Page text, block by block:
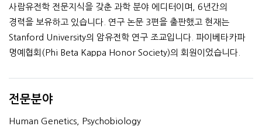
사람유전학 전문지식을 갖춘 과학 분야 에디터이며, 6년간의
경력을 보유하고 있습니다. 연구 논문 3편을 출판했고 현재는
Stanford University의 암유전학 연구 조교입니다. 파이베타카파
명예협회(Phi Beta Kappa Honor Society)의 회원이었습니다.
전문분야
Human Genetics, Psychobiology